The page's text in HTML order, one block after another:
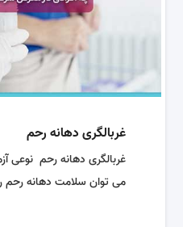
غربالگری دهانه رحم
غربالگری دهانه رحم
می توان سلامت دهانه رحم